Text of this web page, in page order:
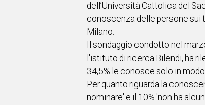
dell’Università Cattolica del
conoscenza delle persone sui
Milano.
Il sondaggio condotto nel
l'istituto di ricerca Bilendi, ha
34,5% le conosce solo in
Per quanto riguarda la
nominare' e il 10% 'non ha